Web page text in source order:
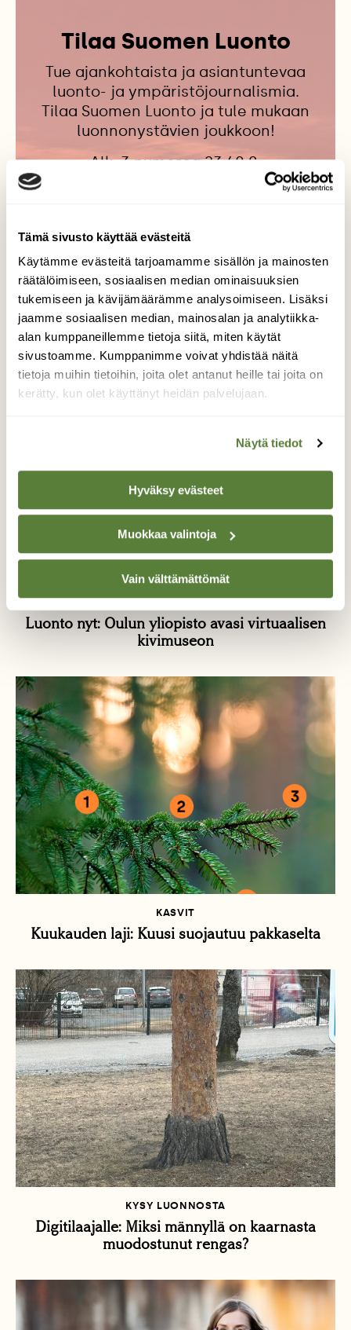
Tämä sivusto käyttää evästeitä
Käytämme evästeitä tarjoamamme sisällön ja mainosten
räätälöimiseen, sosiaalisen median ominaisuuksien
tukemiseen ja kävijämäärämme analysoimiseen. Lisäksi
jaamme sosiaalisen median, mainosalan ja analytiikka-
alan kumppaneillemme tietoja siitä, miten käytät
sivustoamme. Kumppanimme voivat yhdistää näitä
tietoja muihin tietoihin, joita olet antanut heille tai joita on
kerätty, kun olet käyttänyt heidän palvelujaan.
Näytä tiedot
Hyväksy evästeet
Muokkaa valintoja
Vain välttämättömät
Tilaa Suomen Luonto
Tue ajankohtaista ja asiantuntevaa
luonto- ja ympäristöjournalismia.
Tilaa Suomen Luonto ja tule mukaan
luonnonystävien joukkoon!
Alk. 3 numeroa 23,40 €.
Lisää aiheesta
LUONTO
Luonto nyt: Oulun yliopisto avasi virtuaalisen
kivimuseon
KASVIT
Kuukauden laji: Kuusi suojautuu pakkaselta
KYSY LUONNOSTA
Digitilaajalle: Miksi männyllä on kaarnasta
muodostunut rengas?